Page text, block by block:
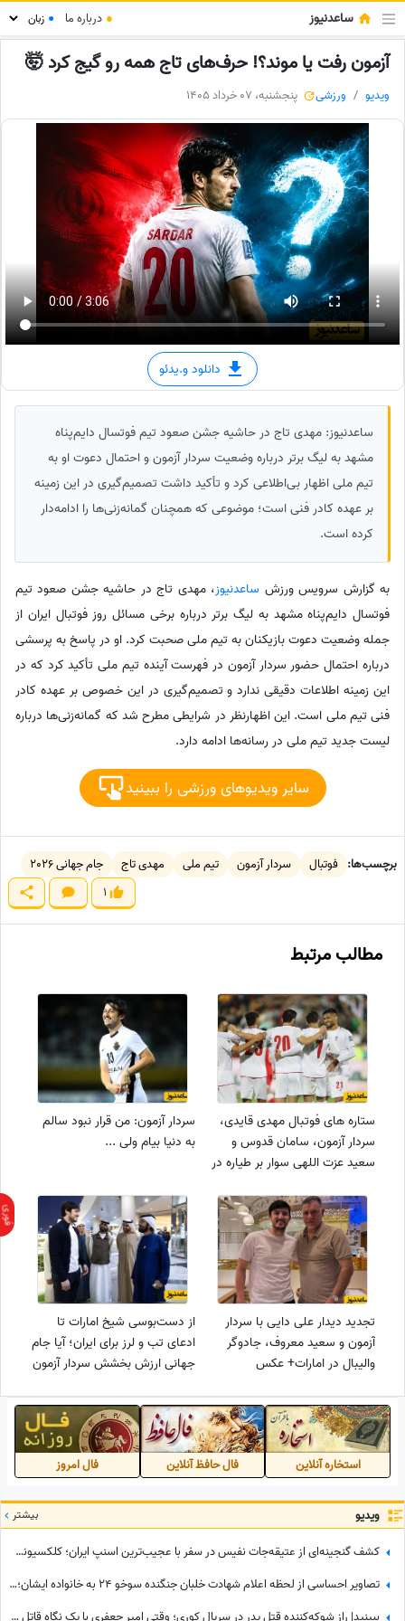
ساعدنیوز ● درباره ما ●
آزمون رفت یا موند؟! حرف‌های تاج همه رو گیج کرد 🤯
ویدیو ورزشی پنجشنبه، 07 خرداد 1405
دانلود و.یدئو
ساعدنیوز: مهدی تاج در حاشیه جشن صعود تیم فوتسال دایم‌پناه
مشهد به لیگ برتر درباره وضعیت سردار آزمون و احتمال دعوت او به
تیم ملی اظهار بی‌اطلاعی کرد و تأکید داشت تصمیم‌گیری در این زمینه
بر عهده کادر فنی است؛ موضوعی که همچنان گمانه‌زنی‌ها را ادامه‌دار
کرده است.
به گزارش سرویس ورزش ساعدنیوز، مهدی تاج در حاشیه جشن صعود تیم
فوتسال دایم‌پناه مشهد به لیگ برتر درباره برخی مسائل روز فوتبال ایران از
جمله وضعیت دعوت بازیکنان به تیم ملی صحبت کرد. او در پاسخ به پرسشی
درباره احتمال حضور سردار آزمون در فهرست آینده تیم ملی تأکید کرد که در
این زمینه اطلاعات دقیقی ندارد و تصمیم‌گیری در این خصوص بر عهده کادر
فنی تیم ملی است. این اظهارنظر در شرایطی مطرح شد که گمانه‌زنی‌ها درباره
لیست جدید تیم ملی در رسانه‌ها ادامه دارد.
سایر ویدیوهای ورزشی را ببینید
برچسب‌ها: فوتبال سردار آزمون تیم ملی مهدی تاج
جام جهانی 2026
1
مطالب مرتبط
ستاره های فوتبال مهدی قایدی،
سردار آزمون، سامان قدوس و
سعید عزت اللهی سوار بر طیاره در
چهره شون موج میزنه +عکس
سردار آزمون: من قرار نبود سالم
به دنیا بیام ولی ...
تجدید دیدار علی دایی با سردار
آزمون و سعید معروف، جادوگر
والیبال در امارات+ عکس
از دست‌بوسی شیخ امارات تا
ادعای تب و لرز برای ایران؛ آیا جام
جهانی ارزش بخشش سردار آزمون
استخاره آنلاین فال حافظ آنلاین فال امروز
ویدیو بیشتر
کشف گنجینه‌ای از عتیقه‌جات نفیس در سفر با عجیب‌ترین اسنپ ایران؛ کلکسیونی که همه را شگفت‌زده کرد
تصاویر احساسی از لحظه اعلام شهادت خلبان جنگنده سوخو 24 به خانواده ایشان؛ لحظاتی تلخ از گریه و اشک...